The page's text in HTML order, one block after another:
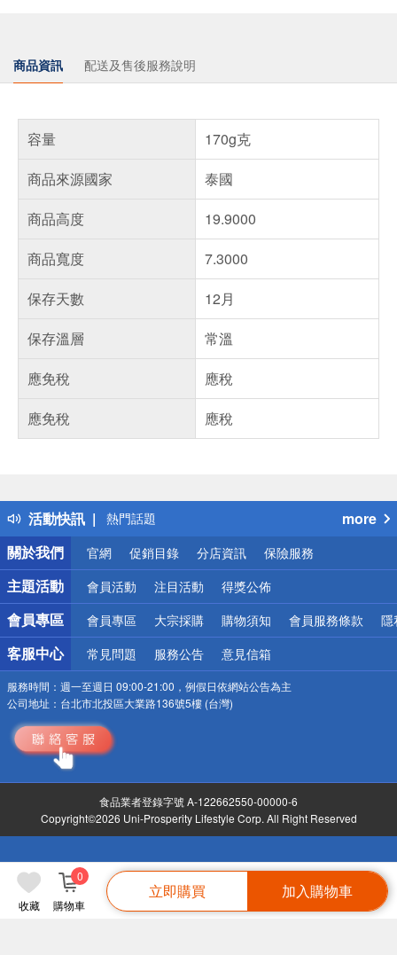
收藏 購物車
0
立即購買 加入購物車
商品資訊 配送及售後服務說明
容量
170g克
商品來源國家
泰國
商品高度
19.9000
商品寬度
7.3000
保存天數
12月
保存溫層
常溫
應免稅
應稅
應免稅
應稅
活動快訊
得獎公告
熱門話題
銀行優惠
偏遠地區配送
詐騙網頁！請小心！
more
關於我們
官網 促銷目錄 分店資訊 保險服務
主題活動 會員活動 注目活動 得獎公佈
會員專區 會員專區 大宗採購 購物須知 會員服務條款 隱
客服中心 常見問題 服務公告 意見信箱
服務時間： 週一至週日 09:00-21:00，例假日依網站公告為主
公司地址： 台北市北投區大業路136號5樓 (台灣)
食品業者登錄字號 A-122662550-00000-6
Copyright©2026 Uni-Prosperity Lifestyle Corp. All Right Reserved